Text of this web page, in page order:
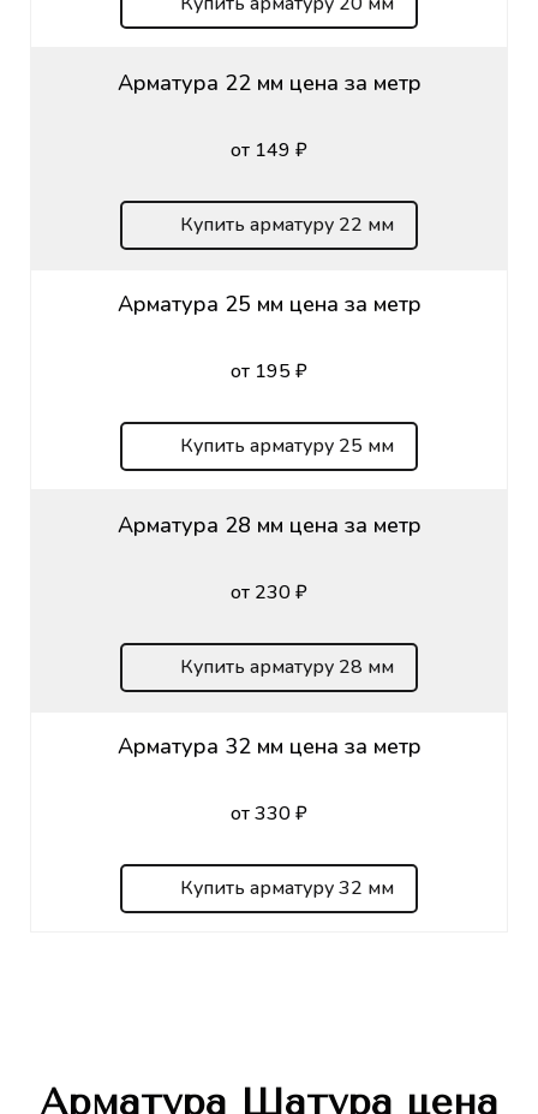
Арматура 22 мм цена за метр
от 149 ₽
Купить арматуру 22 мм
Арматура 25 мм цена за метр
от 195 ₽
Купить арматуру 25 мм
Арматура 28 мм цена за метр
от 230 ₽
Купить арматуру 28 мм
Арматура 32 мм цена за метр
от 330 ₽
Купить арматуру 32 мм
Арматура Шатура цена